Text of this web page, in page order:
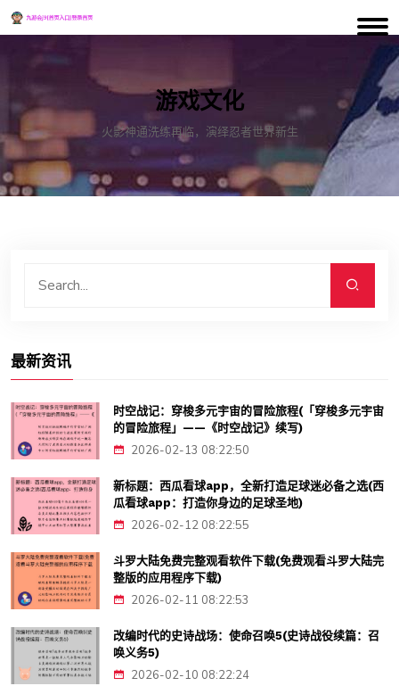
游戏文化
火影神通洗练再临，演绎忍者世界新生
最新资讯
时空战记：穿梭多元宇宙的冒险旅程(「穿梭多元宇宙
的冒险旅程」——《时空战记》续写)
2026-02-13 08:22:50
新标题：西瓜看球app，全新打造足球迷必备之选(西
瓜看球app：打造你身边的足球圣地)
2026-02-12 08:22:55
斗罗大陆免费完整观看软件下载(免费观看斗罗大陆完
整版的应用程序下载)
2026-02-11 08:22:53
改编时代的史诗战场：使命召唤5(史诗战役续篇：召
唤义务5)
2026-02-10 08:22:24